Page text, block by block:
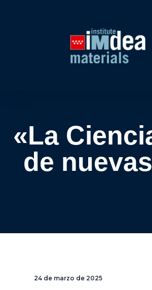
«La
de
24 de marzo de 2025